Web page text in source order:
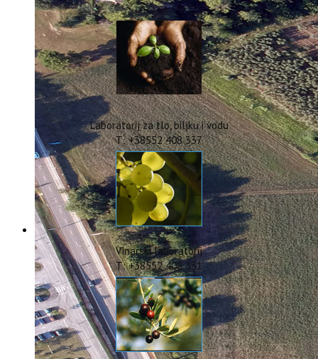
IstraOILFest
ARHIVA PROJEKATA
IstraECOinclusive
Izdavačka djelatnost
Izbor u znanstvena zvanja
Dokumenti
Statut
Strategija
CIP
Pravo na pristup informacijama
Zaštita osobnih podataka
Godišnji izvještaj
Javna nabava
Natječaji za radna mjesta
Zakonodavni okvir
Akti Instituta
Linkovi
Kontakt
webmail
Popularizacija znanosti
ERASMUS+
HyPro4ST
DIGIAGRI
Laboratorij za tlo, biljku i vodu
T: +38552 408 337
Vinarski laboratorij
T: +38552 408 331